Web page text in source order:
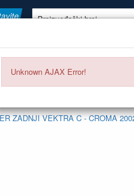
AKUMULATORI AUTO
2010 SACHS
Unknown AJAX Error!